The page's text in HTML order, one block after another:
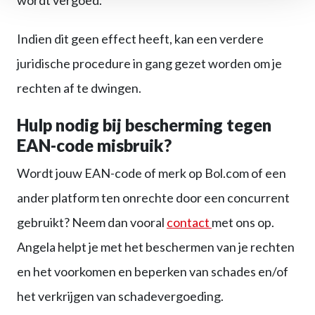
Indien dit geen effect heeft, kan een verdere
juridische procedure in gang gezet worden om je
rechten af te dwingen.
Hulp nodig bij bescherming tegen
EAN-code misbruik?
Wordt jouw EAN-code of merk op Bol.com of een
ander platform ten onrechte door een concurrent
gebruikt? Neem dan vooral contact met ons op.
Angela helpt je met het beschermen van je rechten
en het voorkomen en beperken van schades en/of
het verkrijgen van schadevergoeding.